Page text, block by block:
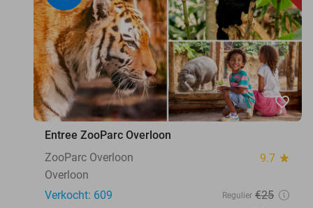
favorite_border
Entree ZooParc Overloon
ZooParc Overloon
9.7 star
Overloon
Verkocht: 609
Regulier €25